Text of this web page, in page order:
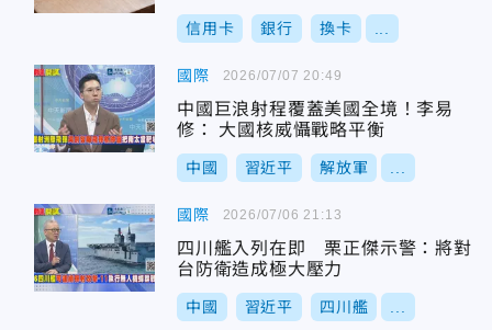
信用卡 銀行 換卡
國際
中國巨浪射程覆蓋美國全境！李易
修： 大國核威懾戰略平衡
中國 習近平 解放軍
2026/07/07 20:49
國際
四川艦入列在即 栗正傑示警：將對
台防衛造成極大壓力
中國 習近平 四川艦
2026/07/06 21:13